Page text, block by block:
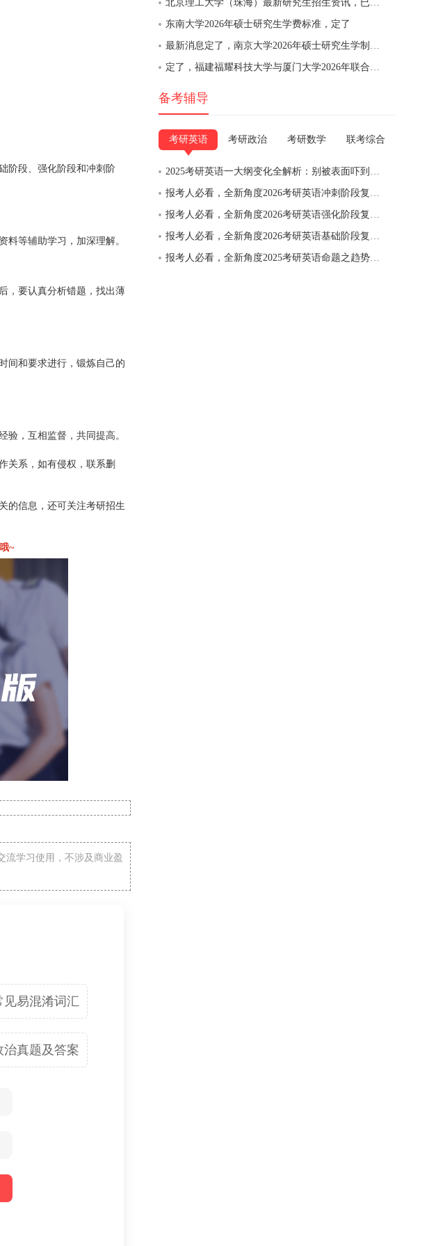
阶段、强化阶段和冲刺阶
等辅助学习，加深理解。
，要认真分析错题，找出薄
间和要求进行，锻炼自己的
，互相监督，共同提高。
关系，如有侵权，联系删
的信息，还可关注考研招生
~
流学习使用，不涉及商业盈
见易混淆词汇
治真题及答案
北京理工大学（珠海）最新研究生招生资讯，已发布
东南大学2026年硕士研究生学费标准，定了
最新消息定了，南京大学2026年硕士研究生学制与培养费用通知
定了，福建福耀科技大学与厦门大学2026年联合培养硕士研究生招生通知
备考辅导
考研英语 考研政治 考研数学 联考综合
2025考研英语一大纲变化全解析：别被表面吓到，实质没变，稳扎稳打才是王道
报考人必看，全新角度2026考研英语冲刺阶段复习备考建议与备考规划（初试当年9月至考前）
报考人必看，全新角度2026考研英语强化阶段复习备考建议与备考规划（初试当年6月-9月）
报考人必看，全新角度2026考研英语基础阶段复习备考建议与备考规划（初试当年6月前）
报考人必看，全新角度2025考研英语命题之趋势二：大作文呈现“反模板”趋势